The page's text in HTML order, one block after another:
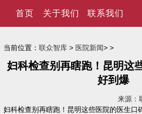
首页 关于我们 联系我们
当前位置：联众智库 > 医院新闻> >
妇科检查别再瞎跑！昆明这
好到爆
来源：
妇科检查别再瞎跑！昆明这些医院的医生口